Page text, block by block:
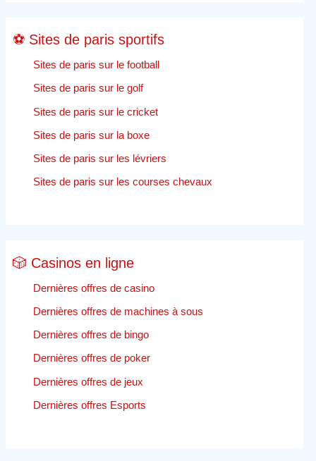
⚽ Sites de paris sportifs
Sites de paris sur le football
Sites de paris sur le golf
Sites de paris sur le cricket
Sites de paris sur la boxe
Sites de paris sur les lévriers
Sites de paris sur les courses chevaux
🎲 Casinos en ligne
Dernières offres de casino
Dernières offres de machines à sous
Dernières offres de bingo
Dernières offres de poker
Dernières offres de jeux
Dernières offres Esports